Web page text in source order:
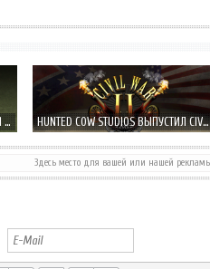
ANTISQUAD ПОШАГОВАЯ СТРАТЕГИЯ ОТ РУССКИХ РАЗРАБОТЧИКОВ INSGAMES HUNTED COW STUDIOS ВЫПУСТИЛ CIVIL WAR II: 1862 ПРИКВЕЛ CIVIL WAR: 1863
Здесь место для вашей или нашей